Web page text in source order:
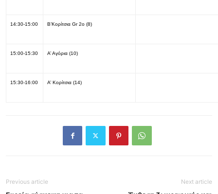
14:30-15:00 Β’Κορίτσια Gr 2o (8)
15:00-15:30 Α’ Αγόρια (10)
15:30-16:00 Α’ Κορίτσια (14)
Previous article Next article